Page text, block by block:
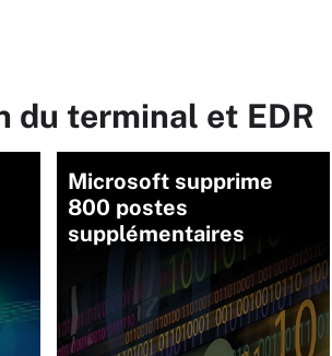
du terminal et EDR
Microsoft supprime
800 postes
supplémentaires